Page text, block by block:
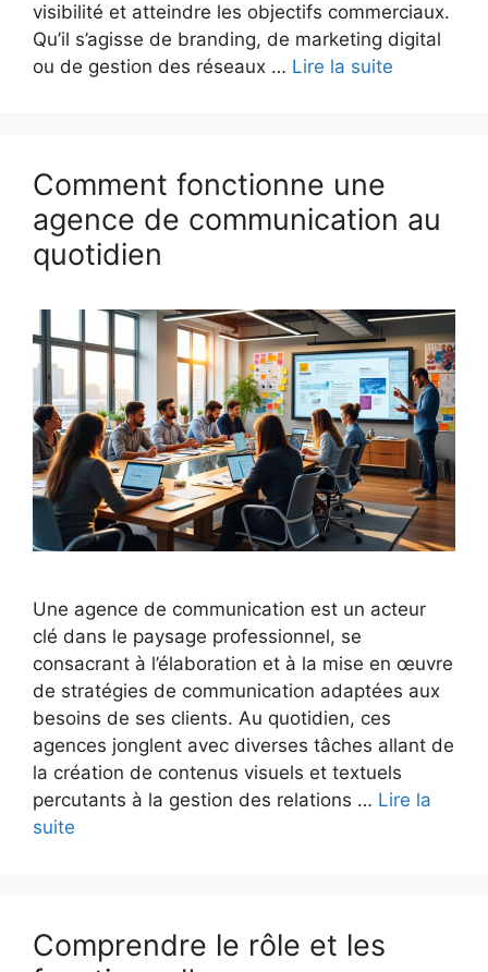
visibilité et atteindre les objectifs commerciaux.
Qu’il s’agisse de branding, de marketing digital
ou de gestion des réseaux … Lire la suite
Comment fonctionne une
agence de communication au
quotidien
Une agence de communication est un acteur
clé dans le paysage professionnel, se
consacrant à l’élaboration et à la mise en œuvre
de stratégies de communication adaptées aux
besoins de ses clients. Au quotidien, ces
agences jonglent avec diverses tâches allant de
la création de contenus visuels et textuels
percutants à la gestion des relations … Lire la
suite
Comprendre le rôle et les